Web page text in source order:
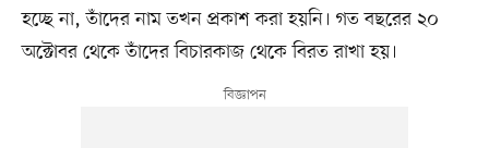
হচ্ছে না, তাঁদের নাম তখন প্রকাশ করা হয়নি। গত বছরের ২০
অক্টোবর থেকে তাঁদের বিচারকাজ থেকে বিরত রাখা হয়।